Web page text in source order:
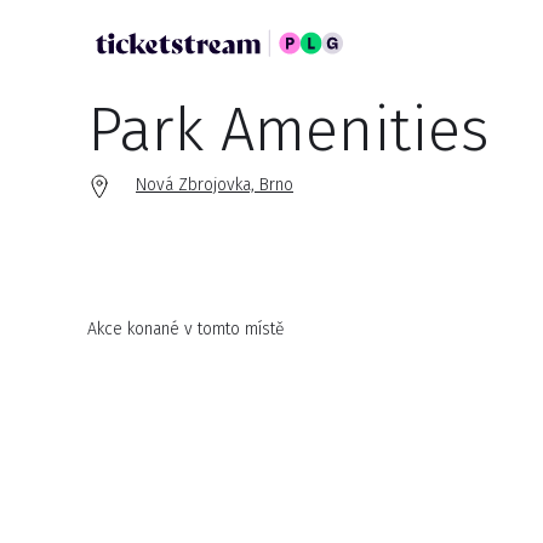
Park Amenities
Nová Zbrojovka, Brno
Akce konané v tomto místě